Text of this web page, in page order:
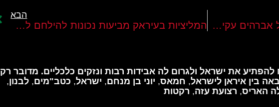
כיצד חזבאללה מתייחס לחיסול אברהים עקיל וצמרת כוח "רדוואן"?
הבא
המליציות בעיראק מביעות נכונות להילחם לצד חזבאללה בלבנון נגד כוחות צה"ל
להפתיע את ישראל ולגרום לה אבידות רבות ונזקים כלכליים. מדובר רק
בין איראן לישראל, חמאס, יוני בן מנחם, ישראל, כטב"מים, לבנון,
האריס, רצועת עזה, רקטות